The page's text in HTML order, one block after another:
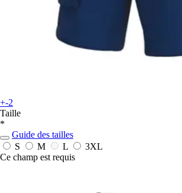
+-2
Taille
*
Guide des tailles
S
M L
3XL
Ce champ est requis